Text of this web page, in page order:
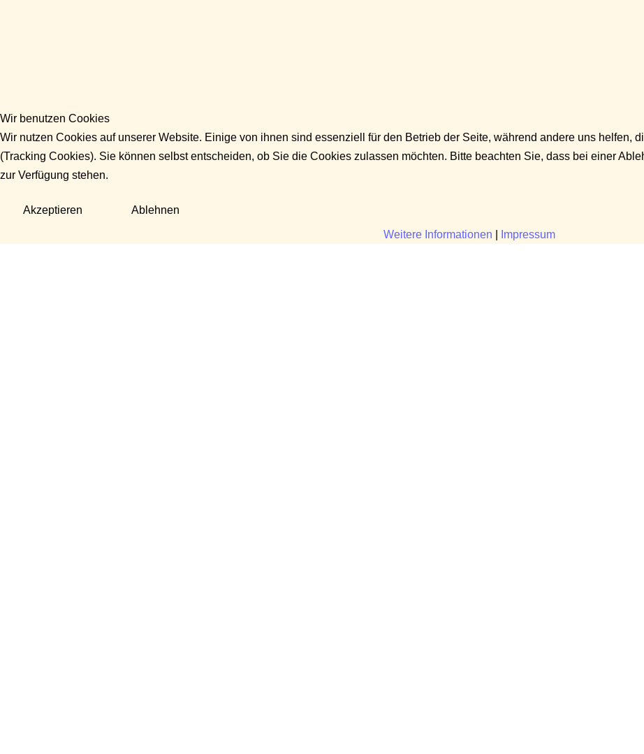
Wir benutzen Cookies
Wir nutzen Cookies auf unserer Website. Einige von ihnen sind essenziell für den Betrieb der Seite, während andere uns helfen,
(Tracking Cookies). Sie können selbst entscheiden, ob Sie die Cookies zulassen möchten. Bitte beachten Sie, dass bei einer
zur Verfügung stehen.
Akzeptieren Ablehnen
Weitere Informationen Impressum